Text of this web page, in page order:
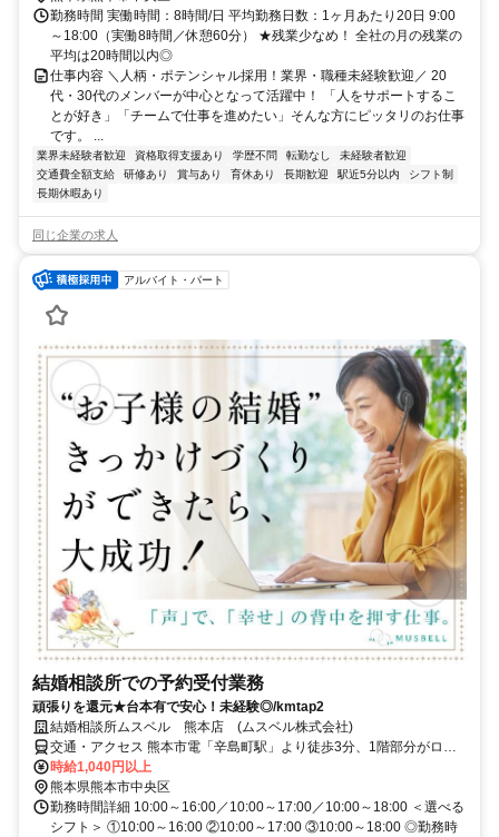
勤務時間 実働時間：8時間/日 平均勤務日数：1ヶ月あたり20日 9:00
～18:00（実働8時間／休憩60分） ★残業少なめ！ 全社の月の残業の
平均は20時間以内◎
仕事内容 ＼人柄・ポテンシャル採用！業界・職種未経験歓迎／ 20
代・30代のメンバーが中心となって活躍中！ 「人をサポートするこ
とが好き」「チームで仕事を進めたい」そんな方にピッタリのお仕事
です。 ...
業界未経験者歓迎 資格取得支援あり 学歴不問 転勤なし
未経験者歓迎
交通費全額支給
研修あり 賞与あり 育休あり 長期歓迎 駅近5分以内
シフト制
長期休暇あり
同じ企業の求人
アルバイト・パート
結婚相談所での予約受付業務
頑張りを還元★台本有で安心！未経験◎/kmtap2
結婚相談所ムスベル 熊本店 (ムスベル株式会社)
交通・アクセス 熊本市電「辛島町駅」より徒歩3分、1階部分がロー
ソンの建物 通町筋駅／新水前寺駅／新水前寺駅前駅からもアクセス
便利♪
時給1,040円以上
熊本県熊本市中央区
勤務時間詳細 10:00～16:00／10:00～17:00／10:00～18:00 ＜選べる
シフト＞ ①10:00～16:00 ②10:00～17:00 ③10:00～18:00 ◎勤務時